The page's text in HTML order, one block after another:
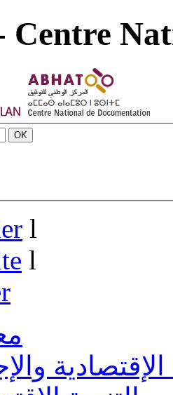
Centre
l
l
الإقتصادية